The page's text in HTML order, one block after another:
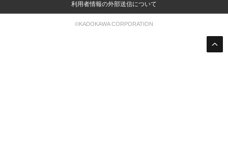
利用者情報の外部送信について
©KADOKAWA CORPORATION